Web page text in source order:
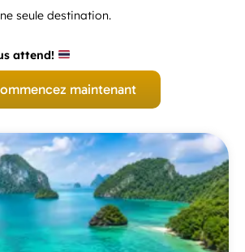
seule destination.
attend!
maintenant